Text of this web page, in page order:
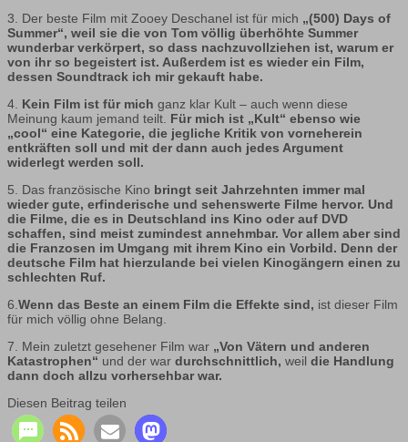
3. Der beste Film mit Zooey Deschanel ist für mich „(500) Days of
Summer“, weil sie die von Tom völlig überhöhte Summer
wunderbar verkörpert, so dass nachzuvollziehen ist, warum er
von ihr so begeistert ist. Außerdem ist es wieder ein Film,
dessen Soundtrack ich mir gekauft habe.
4. Kein Film ist für mich ganz klar Kult – auch wenn diese
Meinung kaum jemand teilt. Für mich ist „Kult“ ebenso wie
„cool“ eine Kategorie, die jegliche Kritik von vorneherein
entkräften soll und mit der dann auch jedes Argument
widerlegt werden soll.
5. Das französische Kino bringt seit Jahrzehnten immer mal
wieder gute, erfinderische und sehenswerte Filme hervor. Und
die Filme, die es in Deutschland ins Kino oder auf DVD
schaffen, sind meist zumindest annehmbar. Vor allem aber sind
die Franzosen im Umgang mit ihrem Kino ein Vorbild. Denn der
deutsche Film hat hierzulande bei vielen Kinogängern einen zu
schlechten Ruf.
6.Wenn das Beste an einem Film die Effekte sind, ist dieser Film
für mich völlig ohne Belang.
7. Mein zuletzt gesehener Film war „Von Vätern und anderen
Katastrophen“ und der war durchschnittlich, weil die Handlung
dann doch allzu vorhersehbar war.
Diesen Beitrag teilen